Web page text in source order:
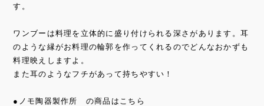
す。
ワンブーは料理を立体的に盛り付けられる深さがあります。耳
のような縁がお料理の輪郭を作ってくれるのでどんなおかずも
料理映えしますよ。
また耳のようなフチがあって持ちやすい！
●ノモ陶器製作所 の商品はこちら